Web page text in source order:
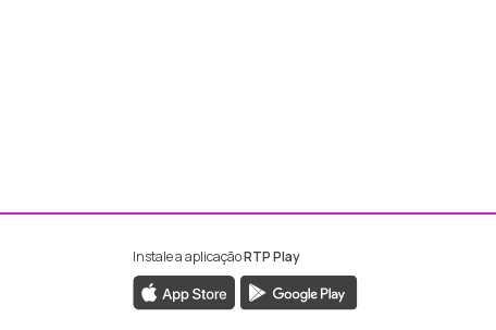
da RTP Madeira
da RTP Madeira
Instale a aplicaçãoRTP Play